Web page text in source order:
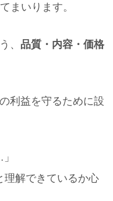
まいります。
、 品質・内容・価格
利益を守るために設
理解できているか心